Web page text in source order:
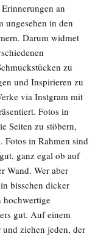
an
ungesehen in den
Darum widmet
zu
und Inspirieren zu
via Instgram mit
Fotos in
Seiten zu stöbern,
Fotos in Rahmen sind
ganz egal ob auf
Wand. Wer aber
bisschen dicker
hochwertige
gut. Auf einem
ziehen jeden, der